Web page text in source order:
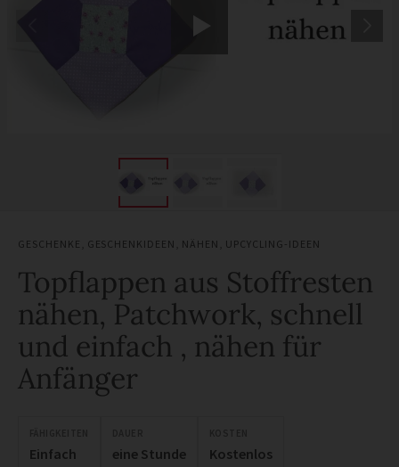
GESCHENKE GESCHENKIDEEN NÄHEN UPCYCLING-IDEEN
Topflappen aus Stoffresten
nähen, Patchwork, schnell
und einfach , nähen für
Anfänger
Einfach eine Stunde Kostenlos